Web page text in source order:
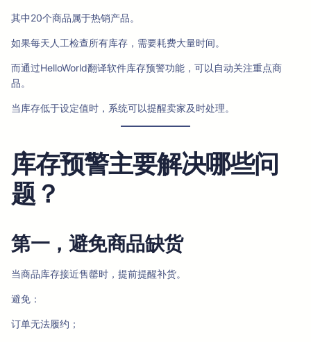
其中20个商品属于热销产品。
如果每天人工检查所有库存，需要耗费大量时间。
而通过HelloWorld翻译软件库存预警功能，可以自动关注重点商
品。
当库存低于设定值时，系统可以提醒卖家及时处理。
库存预警主要解决哪些问
题？
第一，避免商品缺货
当商品库存接近售罄时，提前提醒补货。
避免：
订单无法履约；